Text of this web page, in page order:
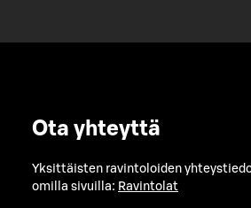
Ota yhteyttä
Yksittäisten ravintoloiden
omilla sivuilla: Ravintolat